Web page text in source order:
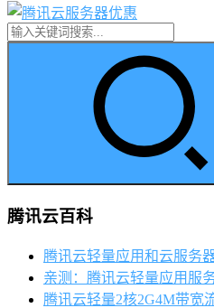
腾讯云百科
腾讯云轻量应用和云服务
亲测：腾讯云轻量应用服
腾讯云轻量2核2G4M带宽